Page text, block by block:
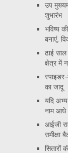
उप
शुभारंभ
भविष्य
बनाएं,
ढाई
क्षेत्र में
स्पाइडर-
का जादू
यदि
नाम आधे
आईजी
समीक्षा
सितारों